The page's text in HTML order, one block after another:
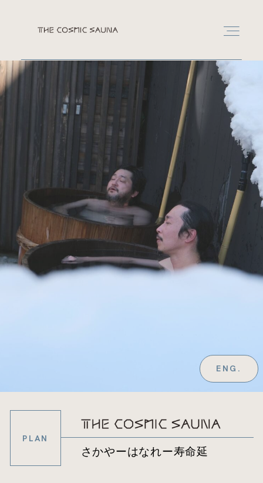
RESERVATION
CONTACT
ENG.
PLAN
さかやーはなれー寿命延